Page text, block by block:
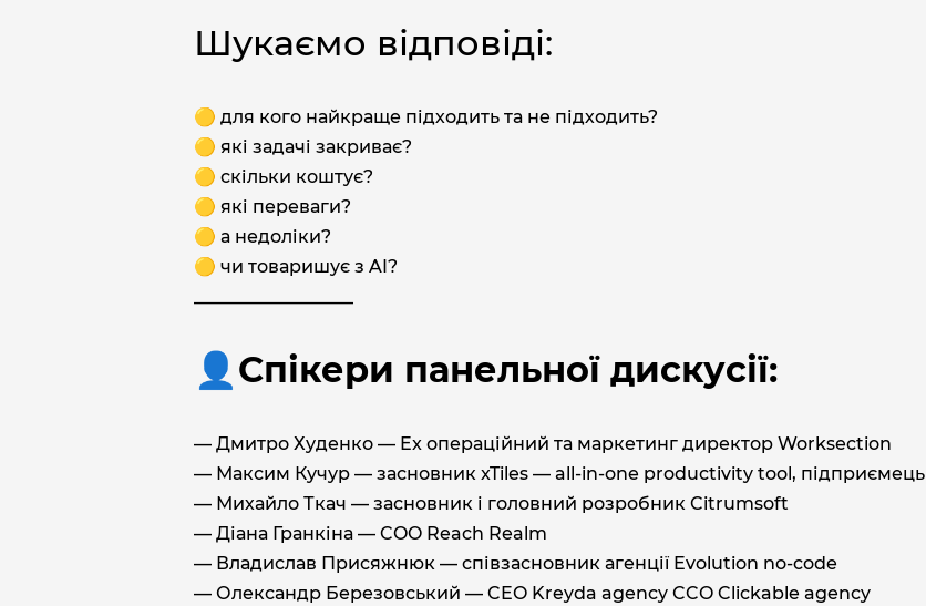
Шукаємо відповіді:
🟡 для кого найкраще підходить та не підходить?
🟡 які задачі закриває?
🟡 скільки коштує?
🟡 які переваги?
🟡 а недоліки?
🟡 чи товаришує з AI?
__________________
👤Спікери панельної дискусії:
— Дмитро Худенко — Ex операційний та маркетинг директор Worksection
— Максим Кучур — засновник xTiles — all-in-one productivity tool, підприємець
— Михайло Ткач — засновник і головний розробник Citrumsoft
— Діана Гранкіна — COO Reach Realm
— Владислав Присяжнюк — співзасновник агенції Evolution no-code
— Олександр Березовський — CEO Kreyda agency CCO Clickable agency